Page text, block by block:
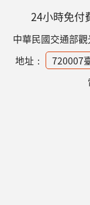
24小時免付
中華民國交通部
地址：
720007